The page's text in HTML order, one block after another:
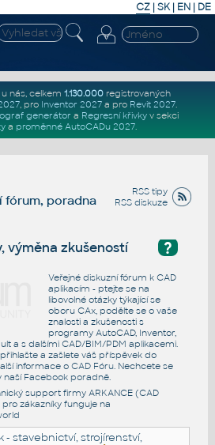
CZ | SK| EN | DE
nás, celkem 1.130.000registrovaných
, pro Inventor 2027a pro Revit 2027.
generátor a Regresní křivkyv sekci
a proměnné AutoCADu 2027.
RSS tipy
RSS diskuze
fórum, poradna
?
výměna zkušeností
Veřejné diskuzní fórum k CAD
aplikacím - ptejte se na
libovolné otázky týkající se
oboru CAx, podělte se o vaše
znalosti a zkušenosti s
programy AutoCAD, Inventor,
a s dalšími CAD/BIM/PDM aplikacemi.
a zašlete váš příspěvek do
informace o CAD Fóru. Nechcete se
naší Facebook poradně.
support firmy ARKANCE (CAD
zákazníky funguje na
- stavebnictví, strojírenství,